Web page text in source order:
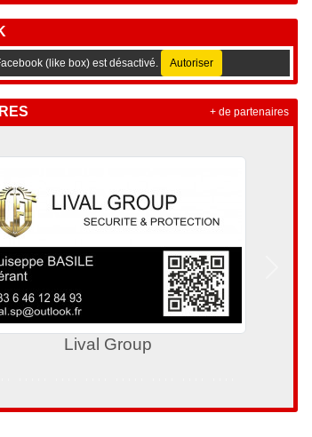
(like box) est désactivé. Autoriser
Lival Group
+ de partenaires